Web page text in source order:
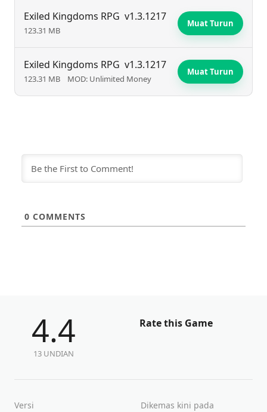
Exiled Kingdoms RPG v1.3.1217
123.31 MB
Muat Turun
Exiled Kingdoms RPG v1.3.1217
123.31 MB MOD: Unlimited Money
Muat Turun
0 COMMENTS
4.4
13 UNDIAN
Rate this Game
Versi
Dikemas kini pada